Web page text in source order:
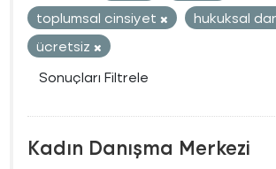
toplumsal cinsiyet
hukuksal
ücretsiz
Sonuçları Filtrele
Kadın Danışma Merkezi